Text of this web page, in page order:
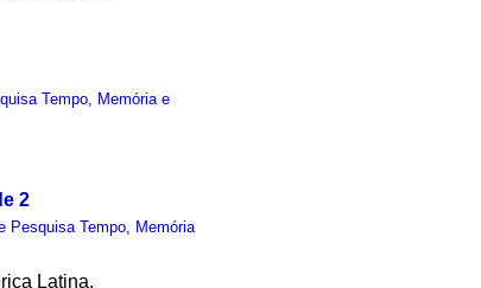
Tempo, Memória e
2
Pesquisa Tempo, Memória
Latina,